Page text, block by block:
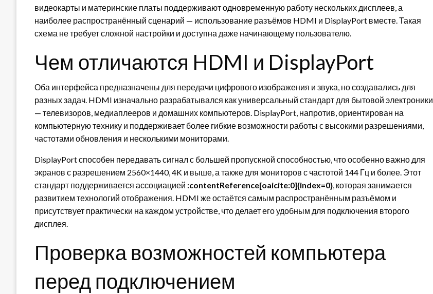
видеокарты и материнские платы поддерживают одновременную работу нескольких дисплеев, а
наиболее распространённый сценарий — использование разъёмов HDMI и DisplayPort вместе. Такая
схема не требует сложной настройки и доступна даже начинающему пользователю.
Чем отличаются HDMI и DisplayPort
Оба интерфейса предназначены для передачи цифрового изображения и звука, но создавались для
разных задач. HDMI изначально разрабатывался как универсальный стандарт для бытовой электроники
— телевизоров, медиаплееров и домашних компьютеров. DisplayPort, напротив, ориентирован на
компьютерную технику и поддерживает более гибкие возможности работы с высокими разрешениями,
частотами обновления и несколькими мониторами.
DisplayPort способен передавать сигнал с большей пропускной способностью, что особенно важно для
экранов с разрешением 2560×1440, 4K и выше, а также для мониторов с частотой 144 Гц и более. Этот
стандарт поддерживается ассоциацией :contentReference[oaicite:0]{index=0}, которая занимается
развитием технологий отображения. HDMI же остаётся самым распространённым разъёмом и
присутствует практически на каждом устройстве, что делает его удобным для подключения второго
дисплея.
Проверка возможностей компьютера
перед подключением